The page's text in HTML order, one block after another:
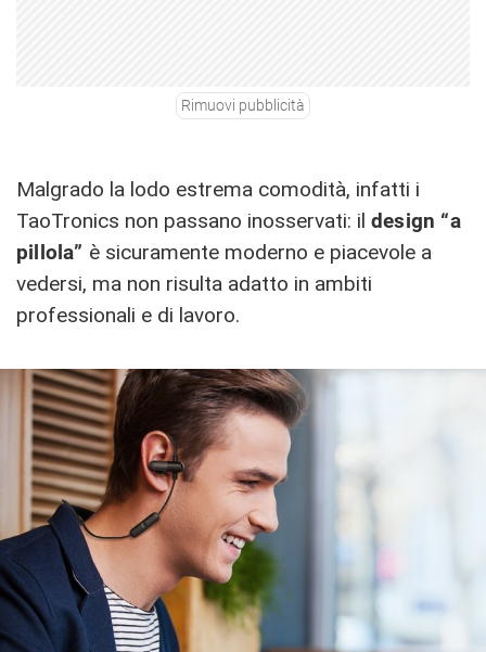
Rimuovi pubblicità
Malgrado la lodo estrema comodità, infatti i
TaoTronics non passano inosservati: il design “a
pillola” è sicuramente moderno e piacevole a
vedersi, ma non risulta adatto in ambiti
professionali e di lavoro.